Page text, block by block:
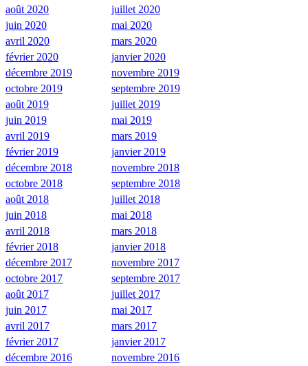
août 2020
juillet 2020
juin 2020
mai 2020
avril 2020
mars 2020
février 2020
janvier 2020
décembre 2019
novembre 2019
octobre 2019
septembre 2019
août 2019
juillet 2019
juin 2019
mai 2019
avril 2019
mars 2019
février 2019
janvier 2019
décembre 2018
novembre 2018
octobre 2018
septembre 2018
août 2018
juillet 2018
juin 2018
mai 2018
avril 2018
mars 2018
février 2018
janvier 2018
décembre 2017
novembre 2017
octobre 2017
septembre 2017
août 2017
juillet 2017
juin 2017
mai 2017
avril 2017
mars 2017
février 2017
janvier 2017
décembre 2016
novembre 2016